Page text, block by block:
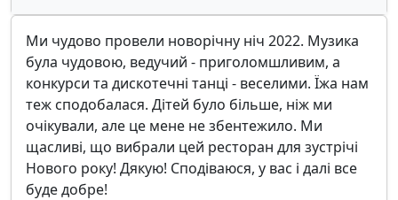
Ми чудово провели новорічну ніч 2022. Музика
була чудовою, ведучий - приголомшливим, а
конкурси та дискотечні танці - веселими. Їжа нам
теж сподобалася. Дітей було більше, ніж ми
очікували, але це мене не збентежило. Ми
щасливі, що вибрали цей ресторан для зустрічі
Нового року! Дякую! Сподіваюся, у вас і далі все
буде добре!